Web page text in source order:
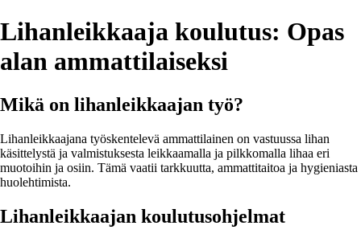
Lihanleikkaaja koulutus: Opas
alan ammattilaiseksi
Mikä on lihanleikkaajan työ?
Lihanleikkaajana työskentelevä ammattilainen on vastuussa lihan
käsittelystä ja valmistuksesta leikkaamalla ja pilkkomalla lihaa eri
muotoihin ja osiin. Tämä vaatii tarkkuutta, ammattitaitoa ja hygieniasta
huolehtimista.
Lihanleikkaajan koulutusohjelmat